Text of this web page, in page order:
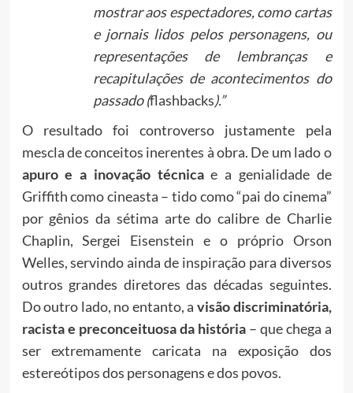
mostrar aos espectadores, como cartas
e jornais lidos pelos personagens, ou
representações de lembranças e
recapitulações de acontecimentos do
passado (flashbacks).”
O resultado foi controverso justamente pela
mescla de conceitos inerentes à obra. De um lado o
apuro e a inovação técnicae a genialidade de
Griffith como cineasta – tido como “pai do cinema”
por gênios da sétima arte do calibre de Charlie
Chaplin, Sergei Eisenstein e o próprio Orson
Welles, servindo ainda de inspiração para diversos
outros grandes diretores das décadas seguintes.
Do outro lado, no entanto, a visão discriminatória,
racista e preconceituosa da história– que chega a
ser extremamente caricata na exposição dos
estereótipos dos personagens e dos povos.